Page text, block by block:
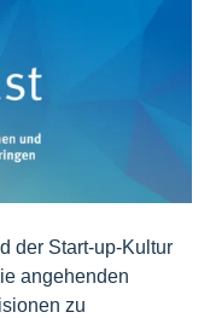
der Start-up-Kultur
angehenden
zu